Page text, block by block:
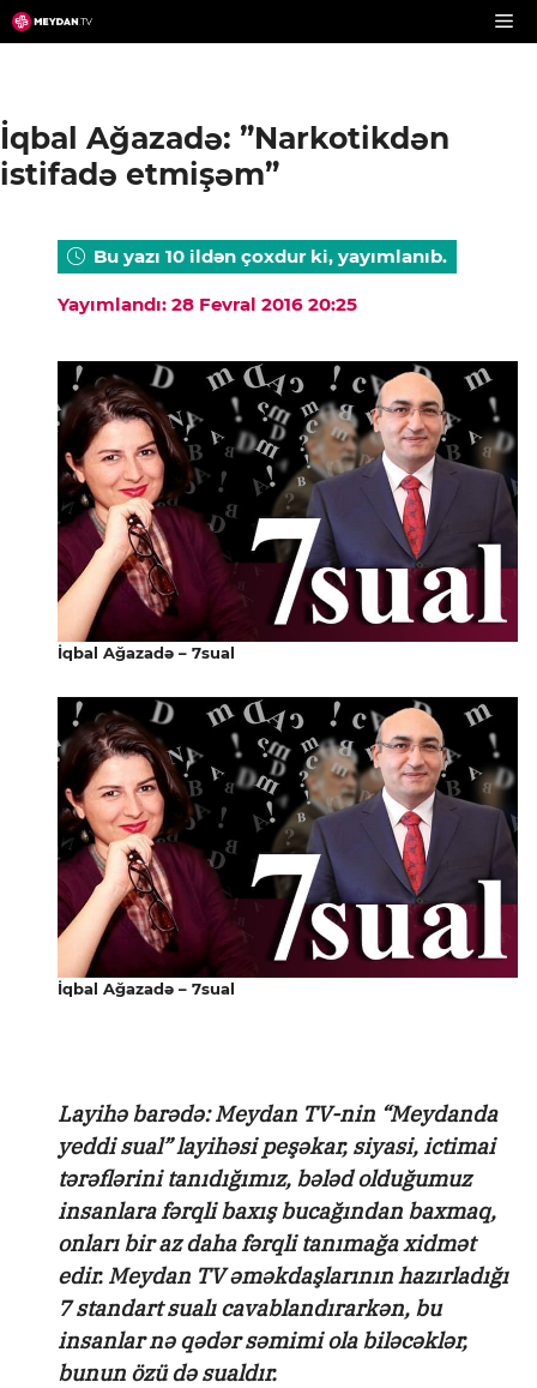
Skip
to
İqbal Ağazadə: ”Narkotikdən
istifadə etmişəm”
Bu yazı 10 ildən çoxdur ki, yayımlanıb.
Yayımlandı: 28 Fevral 2016 20:25
İqbal Ağazadə – 7sual
İqbal Ağazadə – 7sual
Layihə barədə: Meydan TV-nin “Meydanda
yeddi sual” layihəsi peşəkar, siyasi, ictimai
tərəflərini tanıdığımız, bələd olduğumuz
insanlara fərqli baxış bucağından baxmaq,
onları bir az daha fərqli tanımağa xidmət
edir. Meydan TV əməkdaşlarının hazırladığı
7 standart sualı cavablandırarkən, bu
insanlar nə qədər səmimi ola biləcəklər,
bunun özü də sualdır.